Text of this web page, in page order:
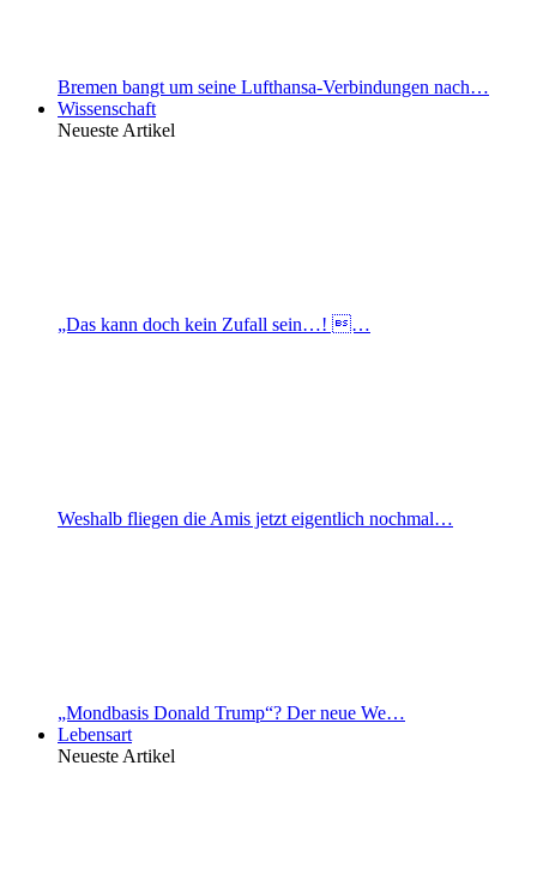
Bremen bangt um seine Lufthansa-Verbindungen nach…
Wissenschaft
Neueste Artikel
„Das kann doch kein Zufall sein…! …
Weshalb fliegen die Amis jetzt eigentlich nochmal…
„Mondbasis Donald Trump“? Der neue We…
Lebensart
Neueste Artikel